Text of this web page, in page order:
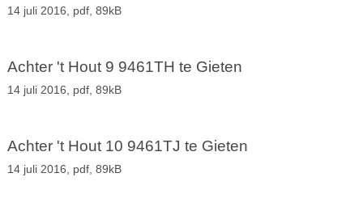
14 juli 2016, pdf, 89kB
Achter 't Hout 9 9461TH te Gieten
14 juli 2016, pdf, 89kB
Achter 't Hout 10 9461TJ te Gieten
14 juli 2016, pdf, 89kB